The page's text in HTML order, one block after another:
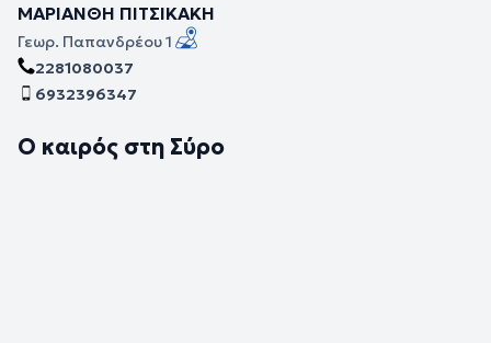
ΜΑΡΙΑΝΘΗ ΠΙΤΣΙΚΑΚΗ
Γεωρ. Παπανδρέου 1
2281080037
6932396347
Ο καιρός στη Σύρο